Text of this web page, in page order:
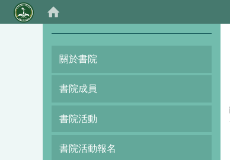
關於書院
書院成員
書院活動
書院活動報名